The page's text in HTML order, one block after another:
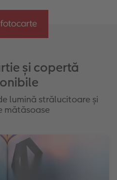
50 de pagini
și copertă
lumină strălucitoare și
mătăsoase